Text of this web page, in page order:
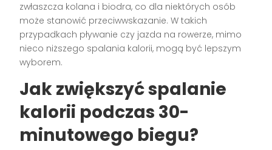
zwłaszcza kolana i biodra, co dla niektórych osób
może stanowić przeciwwskazanie. W takich
przypadkach pływanie czy jazda na rowerze, mimo
nieco niższego spalania kalorii, mogą być lepszym
wyborem.
Jak zwiększyć spalanie
kalorii podczas 30-
minutowego biegu?